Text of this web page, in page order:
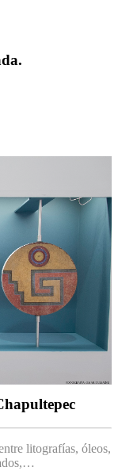
litografías, óleos,